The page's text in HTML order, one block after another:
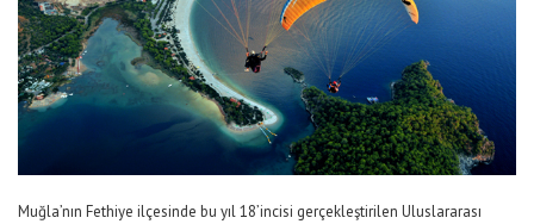
Muğla’nın Fethiye ilçesinde bu yıl 18’incisi gerçekleştirilen Uluslararası